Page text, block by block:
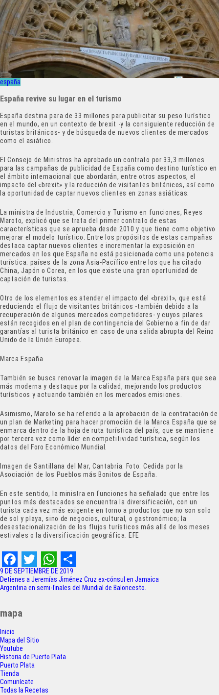
españa
España revive su lugar en el turismo
España destina para de 33 millones para publicitar su peso turístico
en el mundo, en un contexto de brexit -y la consiguiente reducción de
turistas británicos- y de búsqueda de nuevos clientes de mercados
como el asiático.
El Consejo de Ministros ha aprobado un contrato por 33,3 millones
para las campañas de publicidad de España como destino turístico en
el ámbito internacional que abordarán, entre otros aspectos, el
impacto del «brexit» y la reducción de visitantes británicos, así como
la oportunidad de captar nuevos clientes en zonas asiáticas.
La ministra de Industria, Comercio y Turismo en funciones, Reyes
Maroto, explicó que se trata del primer contrato de estas
características que se aprueba desde 2010 y que tiene como objetivo
mejorar el modelo turístico. Entre los propósitos de estas campañas
destaca captar nuevos clientes e incrementar la exposición en
mercados en los que España no está posicionada como una potencia
turística: países de la zona Asia-Pacífico entre los que ha citado
China, Japón o Corea, en los que existe una gran oportunidad de
captación de turistas.
Otro de los elementos es atender el impacto del «brexit», que está
reduciendo el flujo de visitantes británicos -también debido a la
recuperación de algunos mercados competidores- y cuyos pilares
están recogidos en el plan de contingencia del Gobierno a fin de dar
garantías al turista británico en caso de una salida abrupta del Reino
Unido de la Unión Europea.
Marca España
También se busca renovar la imagen de la Marca España para que sea
más moderna y destaque por la calidad, mejorando los productos
turísticos y actuando también en los mercados emisiones.
Asimismo, Maroto se ha referido a la aprobación de la contratación de
un plan de Marketing para hacer promoción de la Marca España que se
enmarca dentro de la hoja de ruta turística del país, que se mantiene
por tercera vez como líder en competitividad turística, según los
datos del Foro Económico Mundial.
Imagen de Santillana del Mar, Cantabria. Foto: Cedida por la
Asociación de los Pueblos más Bonitos de España.
En este sentido, la ministra en funciones ha señalado que entre los
puntos más destacados se encuentra la diversificación, con un
turista cada vez más exigente en torno a productos que no son solo
de sol y playa, sino de negocios, cultural, o gastronómico; la
desestacionalización de los flujos turísticos más allá de los meses
estivales o la diversificación geográfica. EFE
F
a
c
e
b
o
o
k
T
w
t
t
e
r
W
h
A
p
S
h
9 DE SEPTIEMBRE DE 2019
Navegación
de
Detienes a Jeremías Jiménez Cruz ex-cónsul en Jamaica
Argentina en semi-finales del Mundial de Baloncesto.
mapa
Inicio
Mapa del Sitio
Youtube
Historia de Puerto Plata
Puerto Plata
Tienda
Comunícate
Todas la Recetas